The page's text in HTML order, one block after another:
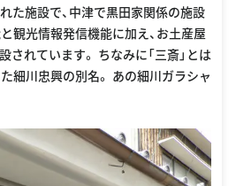
た施設で、中津で黒田家関係の施設
観光情報発信機能に加え、お土産屋
されています。 ちなみに「三斎」とは
細川忠興の別名。 あの細川ガラシャ